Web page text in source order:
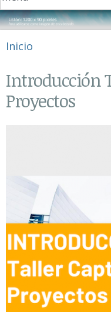
Se encuentra
Inicio
Introducción
Proyectos